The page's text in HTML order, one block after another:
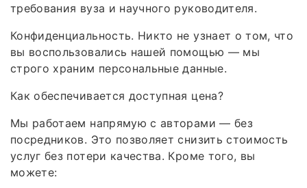
требования вуза и научного руководителя.
Конфиденциальность. Никто не узнает о том, что
вы воспользовались нашей помощью — мы
строго храним персональные данные.
Как обеспечивается доступная цена?
Мы работаем напрямую с авторами — без
посредников. Это позволяет снизить стоимость
услуг без потери качества. Кроме того, вы
можете: